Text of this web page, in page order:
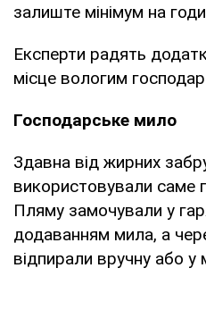
залиште мінімум на
Експерти радять
місце вологим
Господарське мило
Здавна від жирних
використовували саме
Пляму замочували у
додаванням мила, а
відпирали вручну або у